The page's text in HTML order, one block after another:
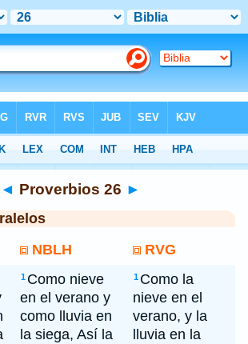
◄ Proverbios 26 ►
NBLH RVG
1 Como nieve
en el verano y
como lluvia en
la siega, Así la
1 Como la
nieve en el
verano, y la
lluvia en la